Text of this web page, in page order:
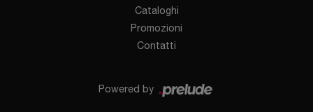
Cataloghi
Promozioni
Contatti
Powered by